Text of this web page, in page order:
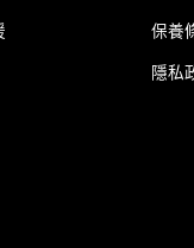
保養
隱私